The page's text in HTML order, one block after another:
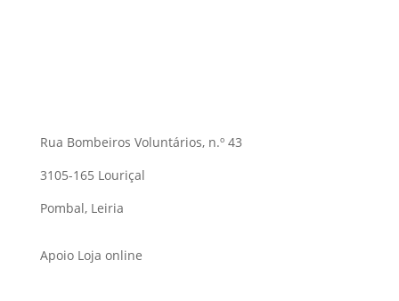
Rua Bombeiros Voluntários, n.º 43
3105-165 Louriçal
Pombal, Leiria
Apoio Loja online